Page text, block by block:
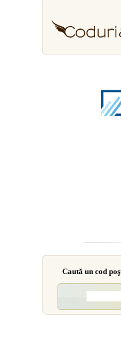
Caută un cod